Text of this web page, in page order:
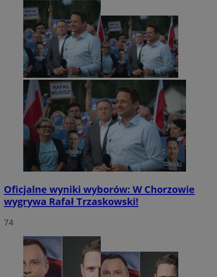
Oficjalne wyniki wyborów: W Chorzowie
wygrywa Rafał Trzaskowski!
74